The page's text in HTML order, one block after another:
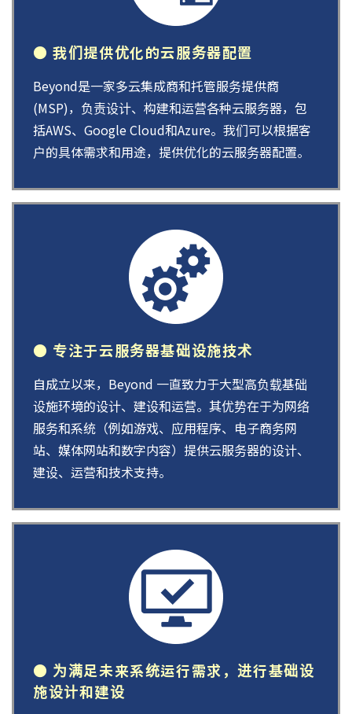
● 我们提供优化的云服务器配置
Beyond是一家多云集成商和托管服务提供商
(MSP)，负责设计、构建和运营各种云服务器，包
括AWS、Google Cloud和Azure。我们可以根据客
户的具体需求和用途，提供优化的云服务器配置。
● 专注于云服务器基础设施技术
自成立以来，Beyond 一直致力于大型高负载基础
设施环境的设计、建设和运营。其优势在于为网络
服务和系统（例如游戏、应用程序、电子商务网
站、媒体网站和数字内容）提供云服务器的设计、
建设、运营和技术支持。
● 为满足未来系统运行需求，进行基础设
施设计和建设